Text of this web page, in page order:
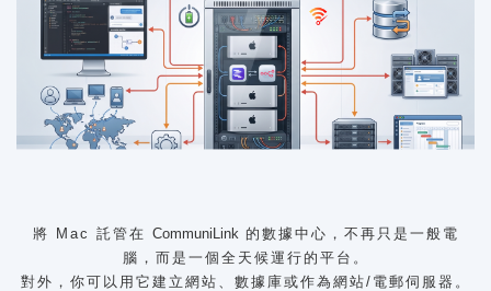
將 Mac 託管在 CommuniLink 的數據中心，不再只是一般電
腦，而是一個全天候運行的平台。
對外，你可以用它建立網站、數據庫或作為網站/電郵伺服器。